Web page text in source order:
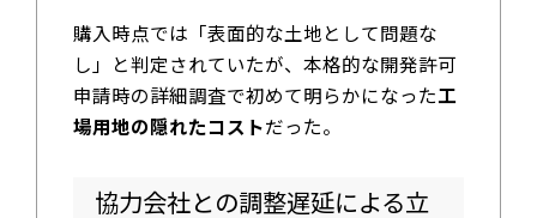
購入時点では「表面的な土地として問題な
し」と判定されていたが、本格的な開発許可
申請時の詳細調査で初めて明らかになった工
場用地の隠れたコストだった。
協力会社との調整遅延による立